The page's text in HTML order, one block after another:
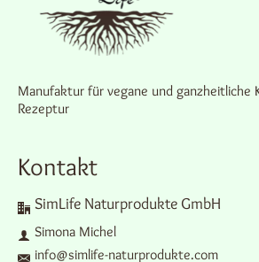
Manufaktur für vegane und ganzheitliche
Rezeptur
Kontakt
SimLife Naturprodukte GmbH
Simona Michel
info@simlife-naturprodukte.com